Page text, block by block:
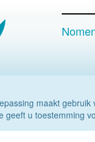
maakt
geeft u toestemming